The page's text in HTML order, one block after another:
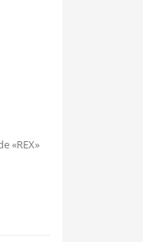
«REX»